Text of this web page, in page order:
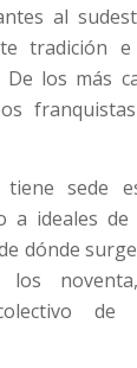
al
tradición
De los más
sede
a ideales de
dónde
los
de